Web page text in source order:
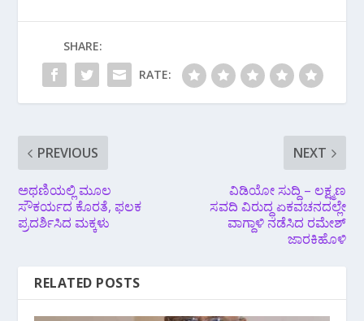
SHARE:
RATE:
PREVIOUS
ಅಥಣಿಯಲ್ಲಿ ಮೂಲ
ಸೌಕರ್ಯದ ಕೊರತೆ, ಫಲಕ
ಪ್ರದರ್ಶಿಸಿದ ಮಕ್ಕಳು
NEXT
ವಿಡಿಯೋ ಸುದ್ದಿ – ಲಕ್ಷ್ಮಣ
ಸವದಿ ವಿರುದ್ಧ ಏಕವಚನದಲ್ಲೇ
ವಾಗ್ದಾಳಿ ನಡೆಸಿದ ರಮೇಶ್
ಜಾರಕಿಹೊಳಿ
RELATED POSTS